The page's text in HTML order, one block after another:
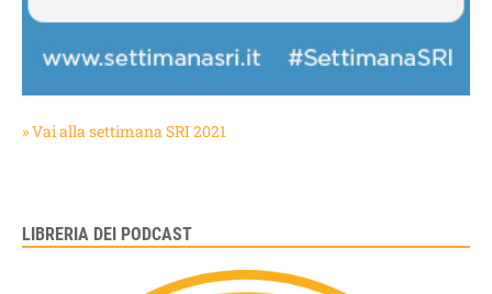
» Vai alla settimana SRI 2021
LIBRERIA DEI PODCAST